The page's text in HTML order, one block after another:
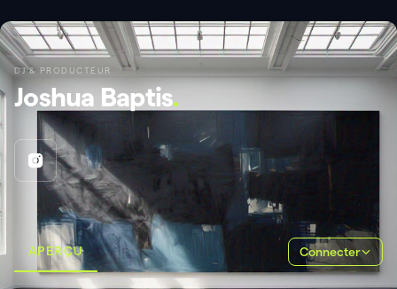
DJ & PRODUCTEUR
Joshua Baptis.
APERÇU Connecter